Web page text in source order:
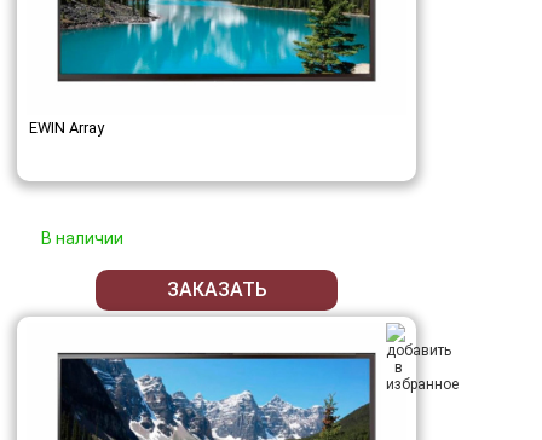
EWIN Array
В наличии
ЗАКАЗАТЬ